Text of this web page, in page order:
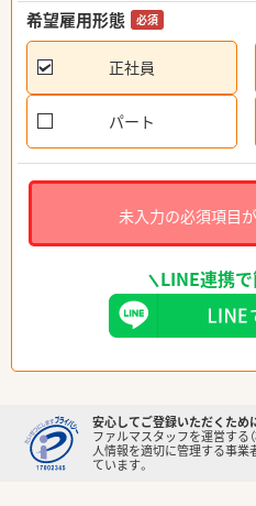
希望雇用形態 必須
正社員
パート
未入力の必須項目が
LINE連携で
安心してご登録いただくため
ファルマスタッフを運営する
人情報を適切に管理する事
ています。